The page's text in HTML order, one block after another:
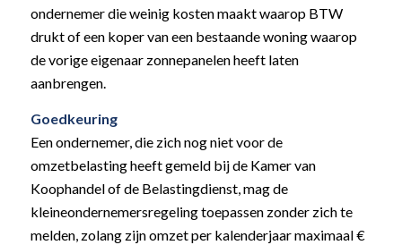
ondernemer die weinig kosten maakt waarop BTW
drukt of een koper van een bestaande woning waarop
de vorige eigenaar zonnepanelen heeft laten
aanbrengen.
Goedkeuring
Een ondernemer, die zich nog niet voor de
omzetbelasting heeft gemeld bij de Kamer van
Koophandel of de Belastingdienst, mag de
kleineondernemersregeling toepassen zonder zich te
melden, zolang zijn omzet per kalenderjaar maximaal €